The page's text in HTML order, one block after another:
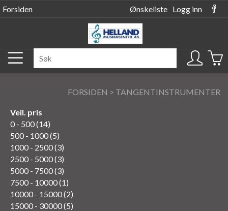
Forsiden Ønskeliste Logg inn
FORSIDEN > TANGENTINSTRUMENTER
Veil. pris
0 - 500 (14)
500 - 1000 (5)
1000 - 2500 (3)
2500 - 5000 (3)
5000 - 7500 (3)
7500 - 10000 (1)
10000 - 15000 (2)
15000 - 30000 (5)